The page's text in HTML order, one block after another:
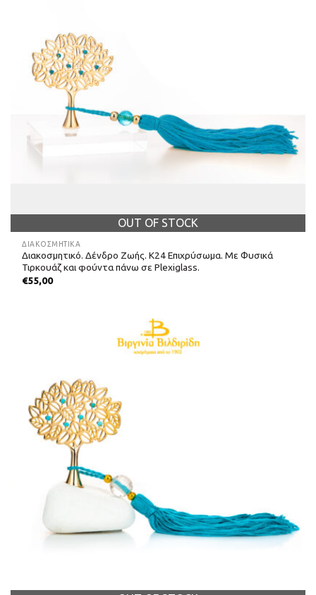
OUT OF STOCK
ΔΙΑΚΟΣΜΗΤΙΚΆ
Διακοσμητικό. Δένδρο Ζωής. Κ24 Επιχρύσωμα. Με Φυσικά
Τιρκουάζ και φούντα πάνω σε Plexiglass.
€55,00